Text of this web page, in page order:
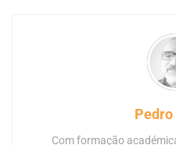
Pedro
Com formação